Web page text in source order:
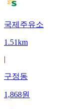
국제주유소
1.51km
|
구정동
1,868원